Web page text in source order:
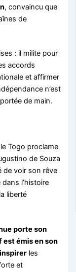
, convaincu que
de
: il milite pour
accords
et affirmer
n’est
de main.
Togo proclame
de Souza
de voir son rêve
l’histoire
liberté
porte son
émis en son
les
et